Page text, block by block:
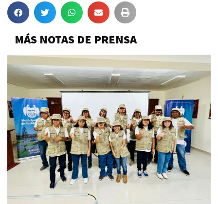
MÁS NOTAS DE PRENSA